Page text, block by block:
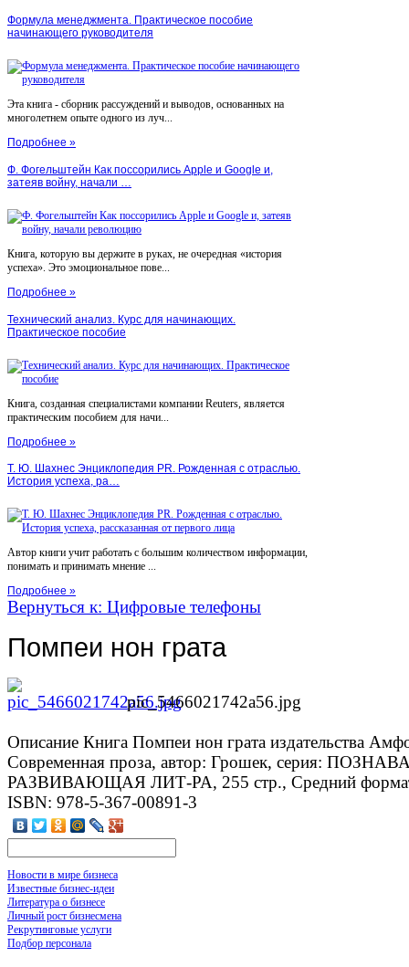
Формула менеджмента. Практическое пособие
начинающего руководителя
Эта книга - сборник рассуждений и выводов, основанных на
многолетнем опыте одного из луч...
Подробнее »
Ф. Фогельштейн Как поссорились Apple и Google и,
затеяв войну, начали …
Книга, которую вы держите в руках, не очередная «история
успеха». Это эмоциональное пове...
Подробнее »
Технический анализ. Курс для начинающих.
Практическое пособие
Книга, созданная специалистами компании Reuters, является
практическим пособием для начи...
Подробнее »
Т. Ю. Шахнес Энциклопедия PR. Рожденная с отраслью.
История успеха, ра…
Автор книги учит работать с большим количеством информации,
понимать и принимать мнение ...
Подробнее »
Вернуться к: Цифровые телефоны
Помпеи нон грата
pic_5466021742a56.jpg
Описание Книга Помпеи нон грата издательства
Современная проза, автор: Грошек, серия:
РАЗВИВАЮЩАЯ ЛИТ-РА, 255 стр., Средний формат,
ISBN: 978-5-367-00891-3
Новости в мире бизнеса
Известные бизнес-идеи
Литература о бизнесе
Личный рост бизнесмена
Рекрутинговые услуги
Подбор персонала